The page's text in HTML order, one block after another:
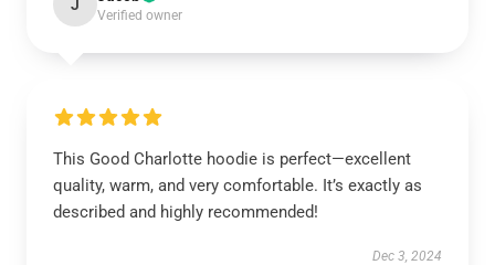
J
Verified owner
This Good Charlotte hoodie is perfect—excellent
quality, warm, and very comfortable. It’s exactly as
described and highly recommended!
Dec 3, 2024